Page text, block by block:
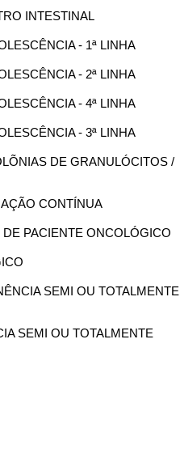
INTESTINAL
- 1ª LINHA
- 2ª LINHA
- 4ª LINHA
- 3ª LINHA
DE GRANULÓCITOS /
CONTÍNUA
PACIENTE ONCOLÓGICO
SEMI OU TOTALMENTE
SEMI OU TOTALMENTE